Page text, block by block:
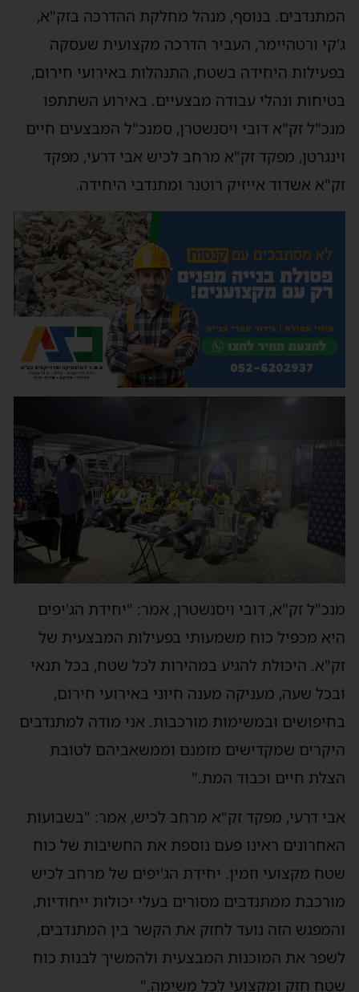
המתנדבים. בנוסף, מנהל מחלקת ההדרכה בזק"א,
ג'קי ורטהיימר, העביר הדרכה מקצועית שעסקה
בפעילות היחידה בשטח, התנהלות באירועי חירום,
בטיחות ונהלי עבודה מבצעיים. באירוע השתתפו
מנכ"ל זק"א דובי ויסנשטרן, סמנכ"ל המבצעים חיים
וינגרטן, מפקד זק"א מרחב לכיש אבי דרעי, מפקד
זק"א אשדוד אייזיק רוטנר ומתנדבי היחידה.
מנכ"ל זק"א, דובי ויסנשטרן, אמר: "יחידת הג'יפים
היא מכפיל כוח משמעותי בפעילות המבצעית של
זק"א. היכולת להגיע במהירות לכל שטח, בכל תנאי
ובכל שעה, מעניקה מענה חיוני באירועי חירום,
בחיפושים ובמשימות מורכבות. אני מודה למתנדבים
היקרים שמקדישים מזמנם וממשאביהם לטובת
הצלת חיים וכבוד המת."
אבי דרעי, מפקד זק"א מרחב לכיש, אמר: "בשבועות
האחרונים ראינו פעם נוספת את החשיבות של כוח
שטח מקצועי וזמין. יחידת הג'יפים של מרחב לכיש
מורכבת ממתנדבים מסורים בעלי יכולות ייחודיות,
והמפגש הזה נועד לחזק את הקשר בין המתנדבים,
לשפר את המוכנות המבצעית ולהמשיך לבנות כוח
שטח חזק ומקצועי לכל משימה."